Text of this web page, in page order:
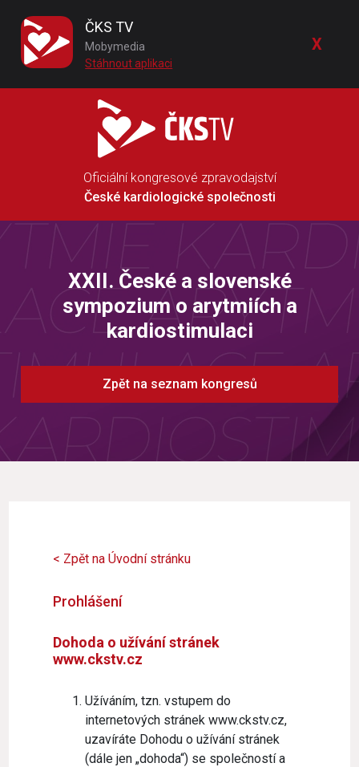
ČKS TV
Mobymedia
Stáhnout aplikaci
X
Oficiální kongresové zpravodajství
České kardiologické společnosti
XXII. České a slovenské
sympozium o arytmiích a
kardiostimulaci
Zpět na seznam kongresů
< Zpět na Úvodní stránku
Prohlášení
Dohoda o užívání stránek
www.ckstv.cz
Užíváním, tzn. vstupem do
internetových stránek www.ckstv.cz,
uzavíráte Dohodu o užívání stránek
(dále jen „dohoda“) se společností a